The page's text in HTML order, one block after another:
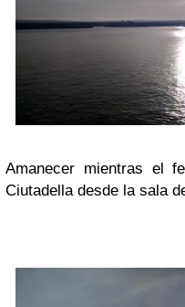
Amanecer mientras el
Ciutadella desde la sala